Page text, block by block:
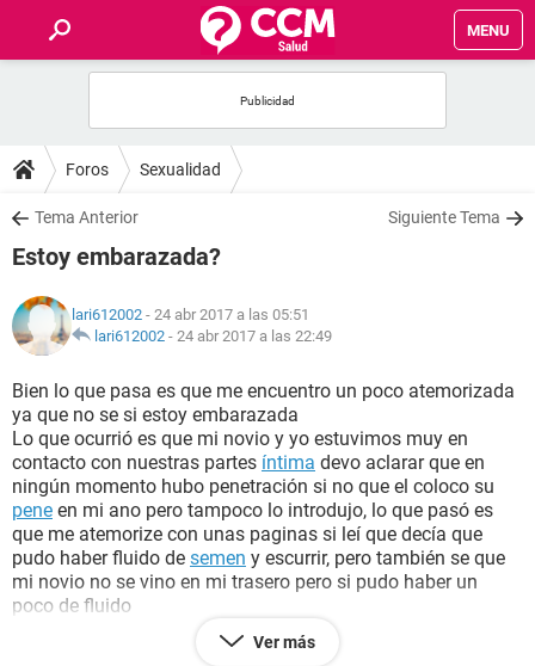
MENU
FOROS
SALUD
FAMILIA
NUTRICIÓN
BIENESTAR
SEXUALIDAD
GLOSARIO
Foros Sexualidad
Tema Anterior Siguiente Tema
Estoy embarazada?
lari612002 - 24 abr 2017 a las 05:51
lari612002 - 24 abr 2017 a las 22:49
Bien lo que pasa es que me encuentro un poco atemorizada
ya que no se si estoy embarazada
Lo que ocurrió es que mi novio y yo estuvimos muy en
contacto con nuestras partes íntima devo aclarar que en
ningún momento hubo penetración si no que el coloco su
pene en mi ano pero tampoco lo introdujo, lo que pasó es
que me atemorize con unas paginas si leí que decía que
pudo haber fluido de semen y escurrir, pero también se que
mi novio no se vino en mi trasero pero si pudo haber un
poco de fluido
También debo aclarar que el dia que ocurrió esto fue el dia
que termine de menstruar, espero obtener pronto respuesta y
Ver más